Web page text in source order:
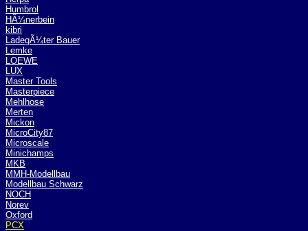
Humbrol
HÃ¼nerbein
kibri
LadegÃ¼ter Bauer
Lemke
LOEWE
LUX
Master Tools
Masterpiece
Mehlhose
Merten
Mickon
MicroCity87
Microscale
Minichamps
MKB
MMH-Modellbau
Modellbau Schwarz
NOCH
Norev
Oxford
PCX